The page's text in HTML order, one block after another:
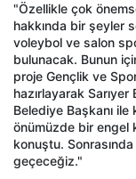
"Özellikle çok
hakkında bir şeyler
voleybol ve salon
bulunacak. Bunun
proje Gençlik ve
hazırlayarak
Belediye Başkanı
önümüzde bir engel
konuştu.
geçeceğiz."